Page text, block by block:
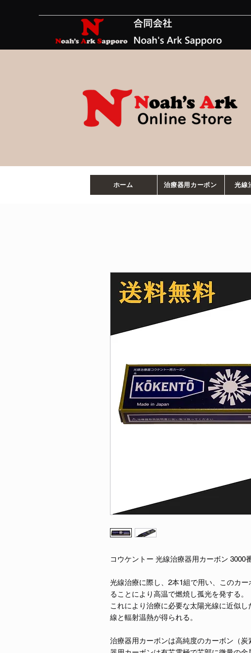
ホーム 治療器用カーボン 光線
コウケントー 光線治療器用カーボン 3000
光線治療に際し、2本1組で用い、このカ
ることにより高温で燃焼し孤光を発する。
これにより治療に必要な太陽光線に近似
線と輻射温熱が得られる。
治療器用カーボンは高純度のカーボン（